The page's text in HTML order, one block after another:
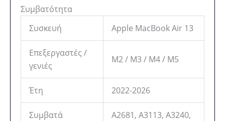
Συμβατότητα
Συσκευή
Apple MacBook Air 13
Επεξεργαστές /
γενιές
M2 / M3 / M4 / M5
Έτη 2022-2026
Συμβατά
A2681, A3113, A3240,